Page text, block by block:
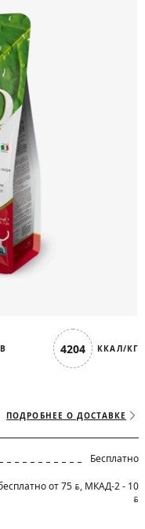
4204 ККАЛ/КГ
ПОДРОБНЕЕ О ДОСТАВКЕ
Бесплатно
от 75 BYN, МКАД-2 - 10
BYN